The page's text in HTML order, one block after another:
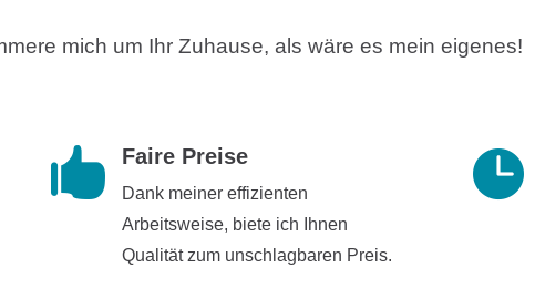
mich um Ihr Zuhause, als wäre es mein eigenes!
 Faire Preise
Dank meiner effizienten
Arbeitsweise, biete ich Ihnen
Qualität zum unschlagbaren Preis.
